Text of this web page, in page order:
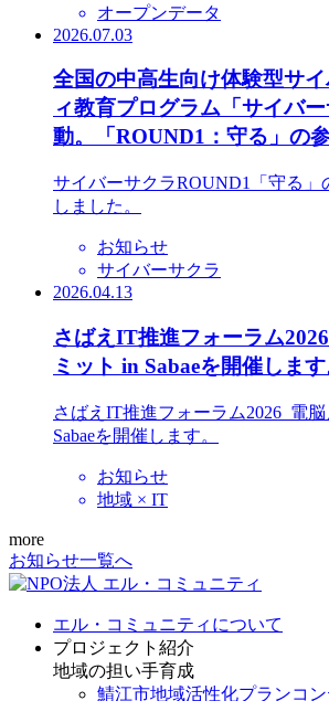
オープンデータ
2026.07.03
全国の中高生向け体験型サ
ィ教育プログラム「サイバ
動。「ROUND1：守る」の
サイバーサクラROUND1「守る」
しました。
お知らせ
サイバーサクラ
2026.04.13
さばえIT推進フォーラム
ミット in Sabaeを開催します
さばえIT推進フォーラム2026_電
Sabaeを開催します。
お知らせ
地域 × IT
more
お知らせ一覧へ
エル・コミュニティについて
プロジェクト紹介
地域の担い手育成
鯖江市地域活性化プランコン